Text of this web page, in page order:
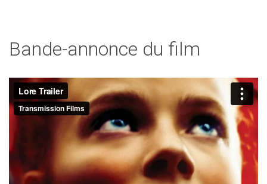
Bande-annonce du film